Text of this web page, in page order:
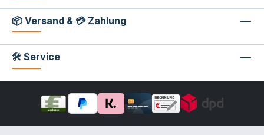
📦 Versand & 💳 Zahlung
🛠 Service